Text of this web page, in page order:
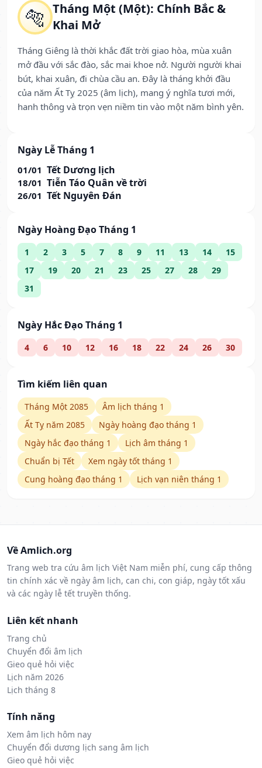
🐅 Tháng Một (Một): Chính Bắc &
Khai Mở
Tháng Giêng là thời khắc đất trời giao hòa, mùa xuân
mở đầu với sắc đào, sắc mai khoe nở. Người người khai
bút, khai xuân, đi chùa cầu an. Đây là tháng khởi đầu
của năm Ất Tỵ 2025 (âm lịch), mang ý nghĩa tươi mới,
hanh thông và trọn vẹn niềm tin vào một năm bình yên.
Ngày Lễ Tháng 1
01/01 Tết Dương lịch
18/01 Tiễn Táo Quân về trời
26/01 Tết Nguyên Đán
Ngày Hoàng Đạo Tháng 1
1 2 3 5 7 8 9 11 13 14
15
17
19 20 21 23 25 27 28
29
31
Ngày Hắc Đạo Tháng 1
4 6 10 12 16 18 22 24 26 30
Tìm kiếm liên quan
Tháng Một 2085
Âm lịch tháng 1
Ất Tỵ năm 2085
Ngày hoàng đạo tháng 1
Ngày hắc đạo tháng 1
Lịch âm tháng 1
Chuẩn bị Tết
Xem ngày tốt tháng 1
Cung hoàng đạo tháng 1
Lịch vạn niên tháng 1
Về Amlich.org
Trang web tra cứu âm lịch Việt Nam miễn phí, cung cấp thông
tin chính xác về ngày âm lịch, can chi, con giáp, ngày tốt xấu
và các ngày lễ tết truyền thống.
Liên kết nhanh
Trang chủ
Chuyển đổi âm lịch
Gieo quẻ hỏi việc
Lịch năm 2026
Lịch tháng 8
Tính năng
Xem âm lịch hôm nay
Chuyển đổi dương lịch sang âm lịch
Gieo quẻ hỏi việc